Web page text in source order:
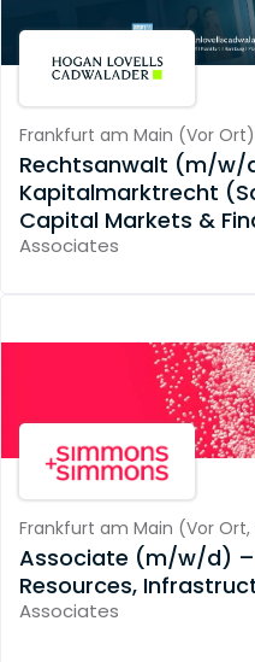
Frankfurt am Main (Vor Ort)
Rechtsanwalt (m/w/
Kapitalmarktrecht
Capital Markets &
mit Berufserfahrung
Associates
Frankfurt am Main (Vor Ort,
Associate (m/w/d) –
Resources,
Associates